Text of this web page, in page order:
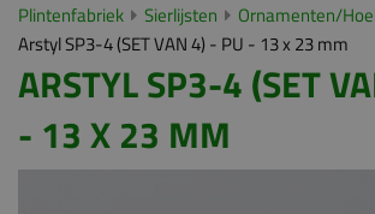
Plintenfabriek Sierlijsten
Ornamenten/
Arstyl SP3-4 (SET VAN 4) - PU - 13 x 23 mm
ARSTYL SP3-4 (SET
- 13 X 23 MM